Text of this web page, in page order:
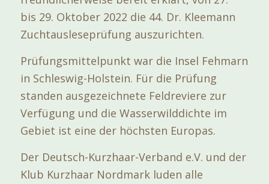
bis 29. Oktober 2022 die 44. Dr. Kleemann
Zuchtausleseprüfung auszurichten.
Prüfungsmittelpunkt war die Insel Fehmarn
in Schleswig-Holstein. Für die Prüfung
standen ausgezeichnete Feldreviere zur
Verfügung und die Wasserwilddichte im
Gebiet ist eine der höchsten Europas.
Der Deutsch-Kurzhaar-Verband e.V. und der
Klub Kurzhaar Nordmark luden alle